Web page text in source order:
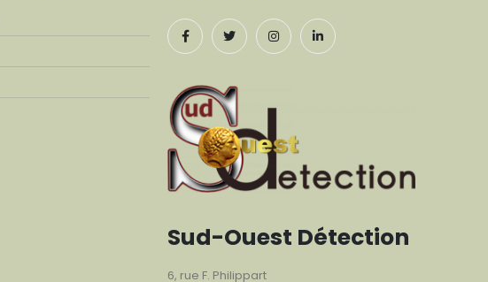
Sud-Ouest Détection
6, rue F. Philippart